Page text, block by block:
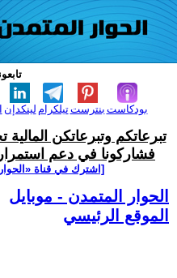
لينكدإن تيلكرامبنترست بودكاست
تبرعاتكم وتبرعاتكن
فشاركونا في دعم
[اشترك في قناة
الحوار المتمدن - موبايل
الموقع الرئيسي